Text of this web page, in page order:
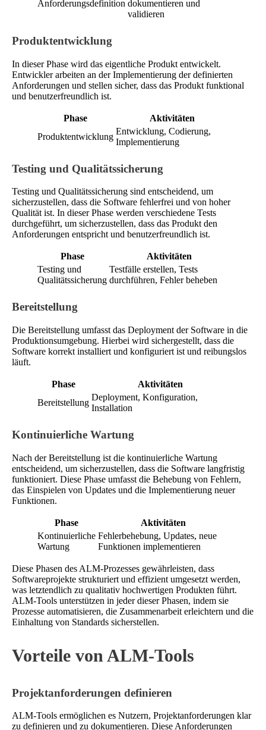
Anforderungsdefinition dokumentieren und
validieren
Produktentwicklung
In dieser Phase wird das eigentliche Produkt entwickelt.
Entwickler arbeiten an der Implementierung der definierten
Anforderungen und stellen sicher, dass das Produkt funktional
und benutzerfreundlich ist.
Phase
Aktivitäten
Produktentwicklung
Entwicklung, Codierung,
Implementierung
Testing und Qualitätssicherung
Testing und Qualitätssicherung sind entscheidend, um
sicherzustellen, dass die Software fehlerfrei und von hoher
Qualität ist. In dieser Phase werden verschiedene Tests
durchgeführt, um sicherzustellen, dass das Produkt den
Anforderungen entspricht und benutzerfreundlich ist.
Phase
Aktivitäten
Testing und
Qualitätssicherung
Testfälle erstellen, Tests
durchführen, Fehler beheben
Bereitstellung
Die Bereitstellung umfasst das Deployment der Software in die
Produktionsumgebung. Hierbei wird sichergestellt, dass die
Software korrekt installiert und konfiguriert ist und reibungslos
läuft.
Phase
Aktivitäten
Bereitstellung
Deployment, Konfiguration,
Installation
Kontinuierliche Wartung
Nach der Bereitstellung ist die kontinuierliche Wartung
entscheidend, um sicherzustellen, dass die Software langfristig
funktioniert. Diese Phase umfasst die Behebung von Fehlern,
das Einspielen von Updates und die Implementierung neuer
Funktionen.
Phase
Aktivitäten
Kontinuierliche
Wartung
Fehlerbehebung, Updates, neue
Funktionen implementieren
Diese Phasen des ALM-Prozesses gewährleisten, dass
Softwareprojekte strukturiert und effizient umgesetzt werden,
was letztendlich zu qualitativ hochwertigen Produkten führt.
ALM-Tools unterstützen in jeder dieser Phasen, indem sie
Prozesse automatisieren, die Zusammenarbeit erleichtern und die
Einhaltung von Standards sicherstellen.
Vorteile von ALM-Tools
Projektanforderungen definieren
ALM-Tools ermöglichen es Nutzern, Projektanforderungen klar
zu definieren und zu dokumentieren. Diese Anforderungen